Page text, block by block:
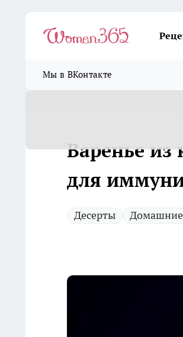
Мы в ВКонтакте
Варенье из
для
Десерты Домашние